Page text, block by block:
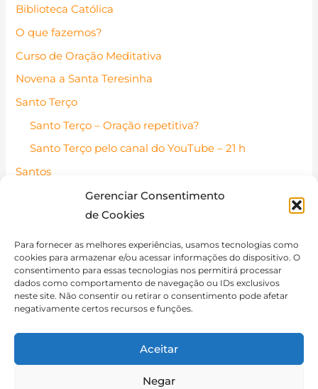
Gerenciar Consentimento
de Cookies
Para fornecer as melhores experiências, usamos tecnologias como
cookies para armazenar e/ou acessar informações do dispositivo. O
consentimento para essas tecnologias nos permitirá processar
dados como comportamento de navegação ou IDs exclusivos
neste site. Não consentir ou retirar o consentimento pode afetar
negativamente certos recursos e funções.
Aceitar
Negar
Biblioteca Católica
O que fazemos?
Curso de Oração Meditativa
Novena a Santa Teresinha
Santo Terço
Santo Terço – Oração repetitiva?
Santo Terço pelo canal do YouTube – 21 h
Santos
Santos Católicos – Pessoas de fé
Santo do dia
Contato
Política de Cookies (BR)
Isenção de Responsabilidade